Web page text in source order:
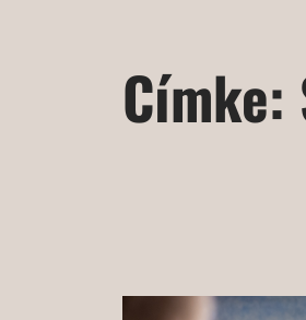
Címke: